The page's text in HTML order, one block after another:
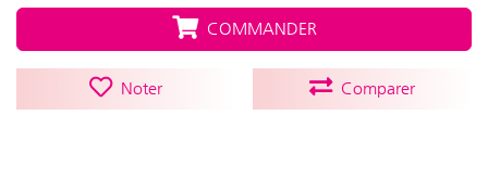
COMMANDER
Noter Comparer